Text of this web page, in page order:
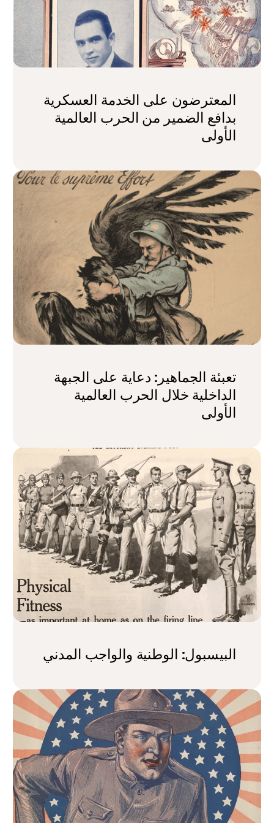
المعترضون على الخدمة العسكرية
بدافع الضمير من الحرب العالمية
الأولى
تعبئة الجماهير: دعاية على الجبهة
الداخلية خلال الحرب العالمية
الأولى
البيسبول: الوطنية والواجب المدني